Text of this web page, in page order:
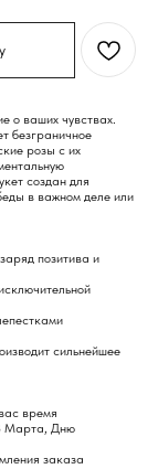
о ваших чувствах.
безграничное
розы с их
создан для
в важном деле или
позитива и
сильнейшее
время
Марта, Дню
заказа